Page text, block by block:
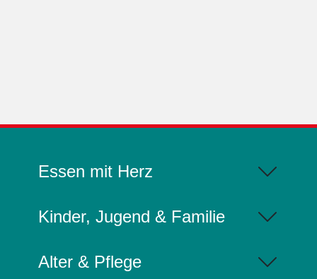
Essen mit Herz
Kinder, Jugend & Familie
Alter & Pflege